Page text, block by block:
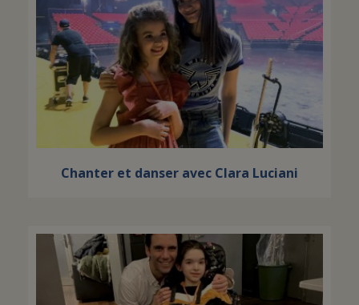
Chanter et danser avec Clara Luciani